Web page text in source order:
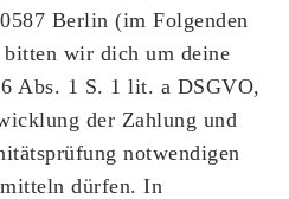
Berlin (im Folgenden
bitten wir dich um deine
Abs. 1 S. 1 lit. a DSGVO,
der Zahlung und
notwendigen
dürfen. In